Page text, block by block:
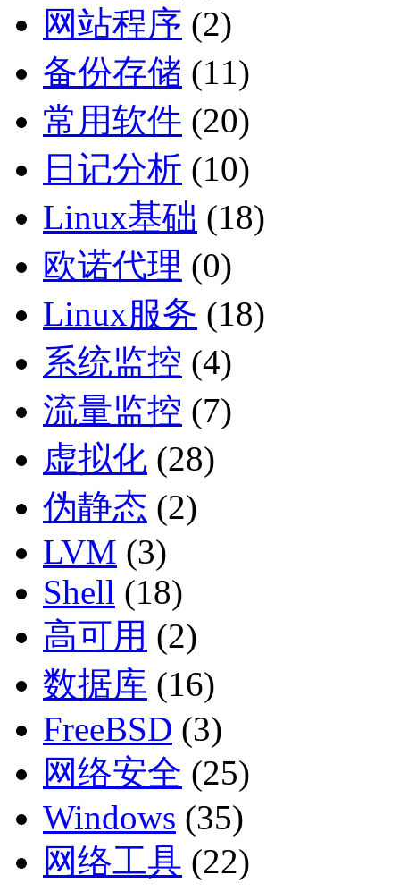
网站程序 (2)
备份存储 (11)
常用软件 (20)
日记分析 (10)
Linux基础 (18)
欧诺代理 (0)
Linux服务 (18)
系统监控 (4)
流量监控 (7)
虚拟化 (28)
伪静态 (2)
LVM (3)
Shell (18)
高可用 (2)
数据库 (16)
FreeBSD (3)
网络安全 (25)
Windows (35)
网络工具 (22)